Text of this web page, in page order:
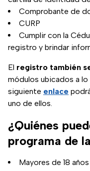
Comprobante de
CURP
Cumplir con la
registro y brindar
El registro también
módulos ubicados a
siguiente enlace
uno de ellos.
¿Quiénes
programa de
Mayores de 18